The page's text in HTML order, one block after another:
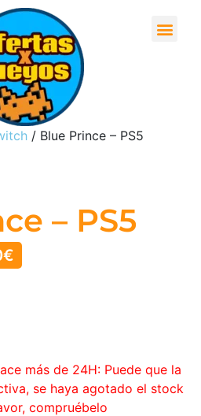
/ Blue Prince – PS5
– PS5
€
más de 24H: Puede que la
se haya agotado el stock
compruébelo